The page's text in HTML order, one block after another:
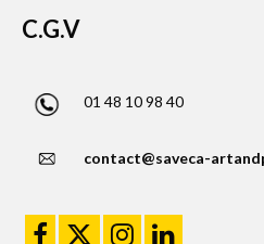
C.G.V
01 48 10 98 40
contact@saveca-